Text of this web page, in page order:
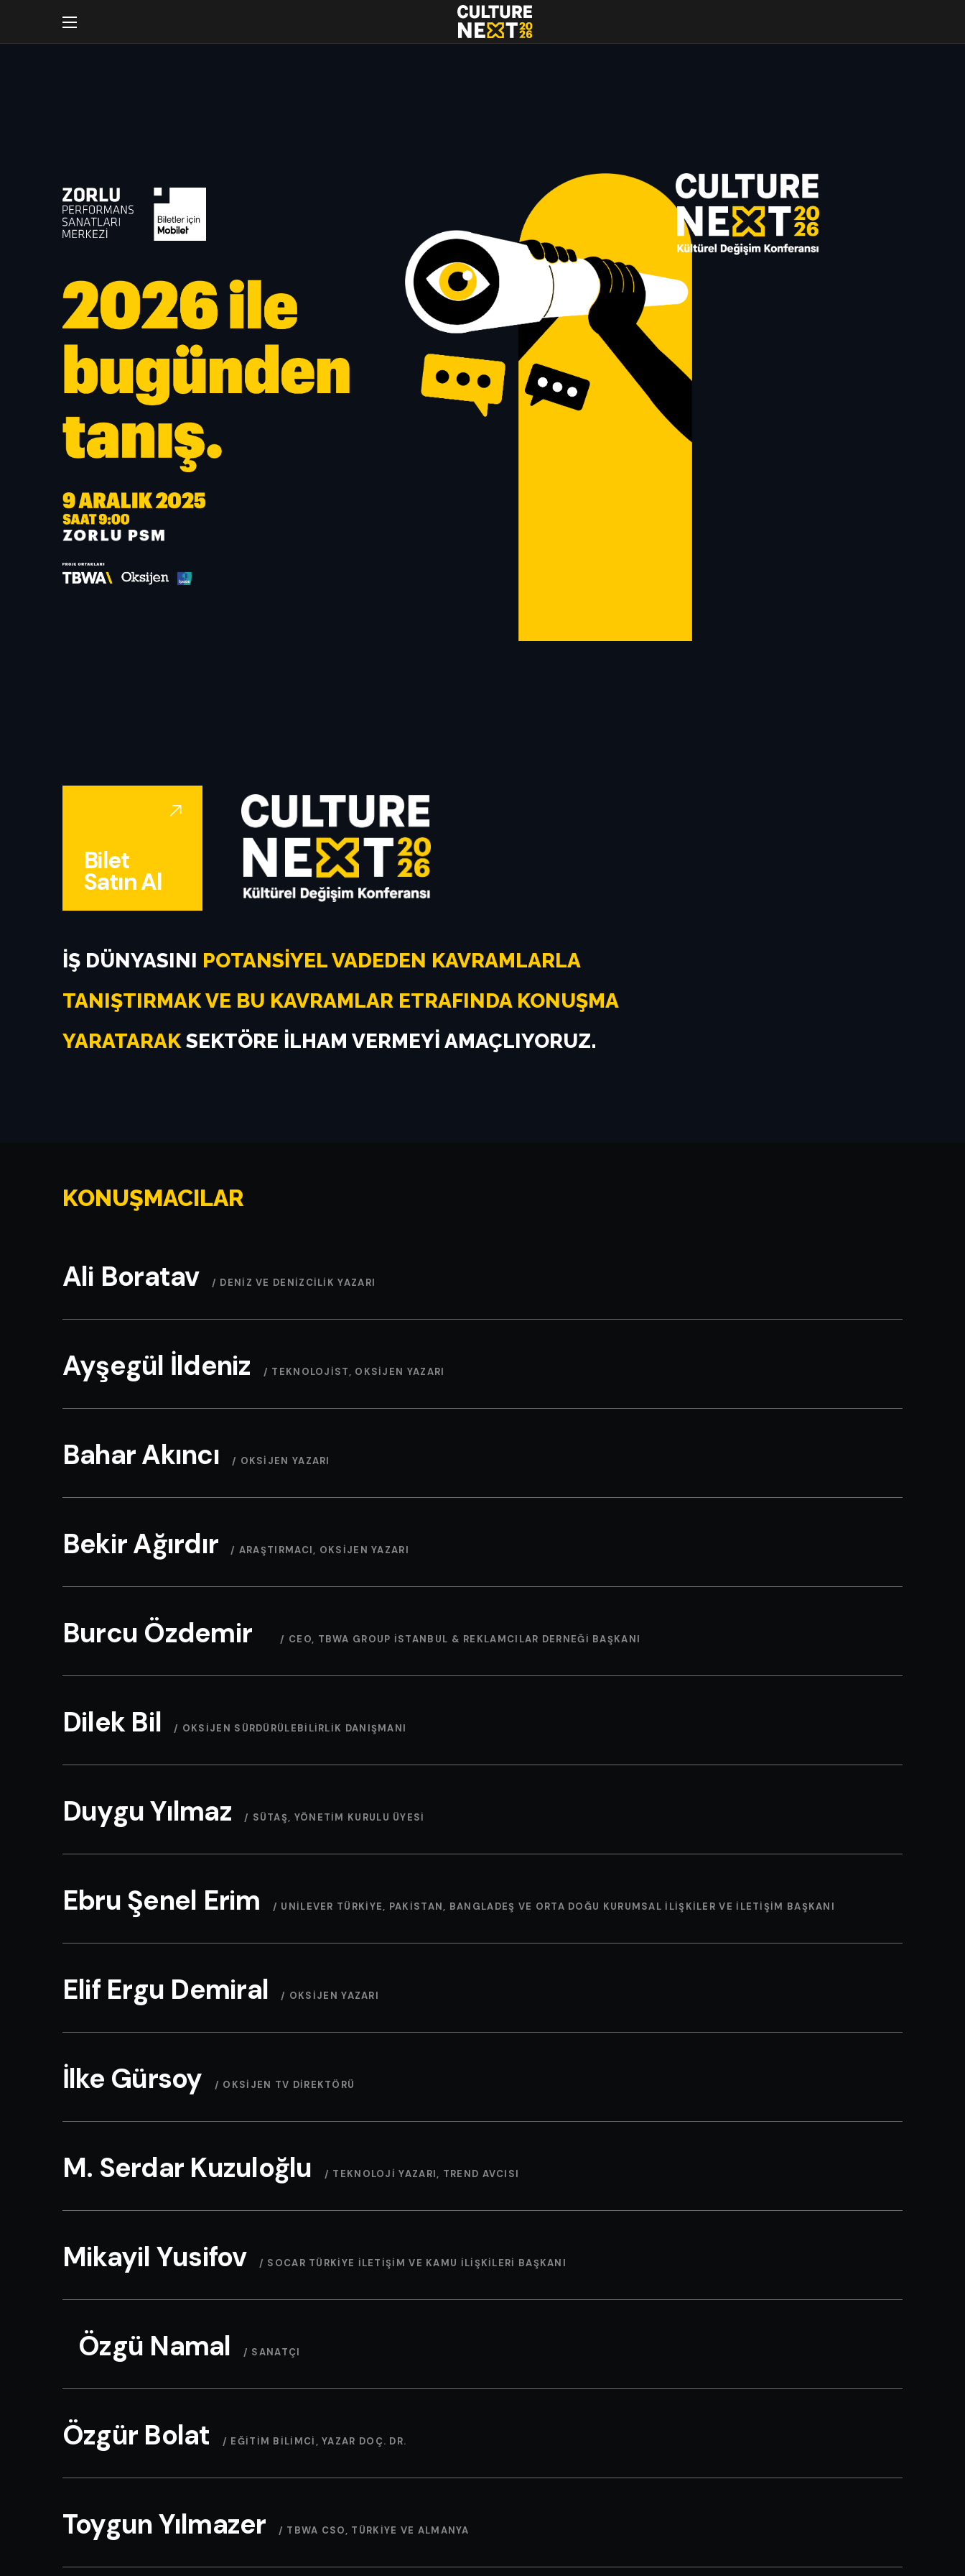
Bilet
Satın Al
İŞ DÜNYASINI POTANSIYEL VADEDEN KAVRAMLARLA
TANIŞTIRMAK VE BU KAVRAMLAR ETRAFINDA KONUŞMA
YARATARAKSEKTÖRE ILHAM VERMEYI AMAÇLIYORUZ.
KONUŞMACILAR
/ DENIZ VE DENIZCILIK YAZARI
Ali Boratav
/ TEKNOLOJIST, OKSIJEN YAZARI
Ayşegül İldeniz
/ OKSIJEN YAZARI
Bahar Akıncı
/ ARAŞTIRMACI, OKSIJEN YAZARI
Bekir Ağırdır
/ CEO, TBWA GROUP İSTANBUL & REKLAMCILAR DERNEĞI BAŞKANI
Burcu Özdemir
/ OKSIJEN SÜRDÜRÜLEBILIRLIK DANIŞMANI
Dilek Bil
/ SÜTAŞ, YÖNETIM KURULU ÜYESI
Duygu Yılmaz
/ UNILEVER TÜRKIYE, PAKISTAN, BANGLADEŞ VE ORTA DOĞU KURUMSAL İLIŞKILER VE İLETIŞIM BAŞKANI
Ebru Şenel Erim
/ OKSIJEN YAZARI
Elif Ergu Demiral
/ OKSIJEN TV DIREKTÖRÜ
İlke Gürsoy
/ TEKNOLOJI YAZARI, TREND AVCISI
M. Serdar Kuzuloğlu
/ SOCAR TÜRKIYE İLETIŞIM VE KAMU İLIŞKILERI BAŞKANI
Mikayil Yusifov
/ SANATÇI
Özgü Namal
/ EĞITIM BILIMCI, YAZAR DOÇ. DR.
Özgür Bolat
/ TBWA CSO, TÜRKIYE VE ALMANYA
Toygun Yılmazer